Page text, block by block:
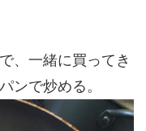
、一緒に買ってき
ンで炒める。